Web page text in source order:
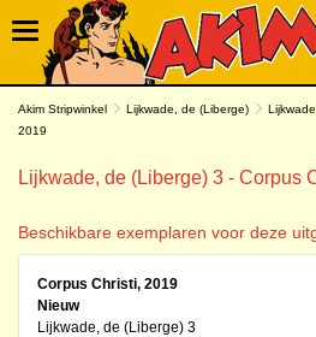
Akim Stripwinkel Lijkwade, de (Liberge)
2019
Lijkwade, de (Liberge) 3 - Corpus
Beschikbare exemplaren voor deze
Corpus Christi, 2019
Nieuw
Lijkwade, de (Liberge) 3